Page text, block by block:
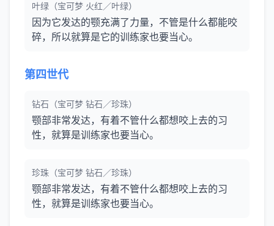
叶绿（宝可梦 火红／叶绿）
因为它发达的颚充满了力量，不管是什么都能咬
碎，所以就算是它的训练家也要当心。
第四世代
钻石（宝可梦 钻石／珍珠）
颚部非常发达，有着不管什么都想咬上去的习
性，就算是训练家也要当心。
珍珠（宝可梦 钻石／珍珠）
颚部非常发达，有着不管什么都想咬上去的习
性，就算是训练家也要当心。